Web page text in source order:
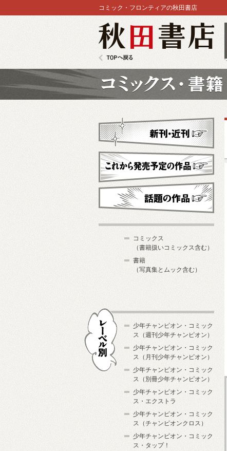
コミック・フロンティアの秋田書店
新刊・近刊
これから発売予定
コミックス
（書籍扱いコミックス含む）
書籍
（写真集とムック含む）
少年チャンピオン・コミック
ス（週刊少年チャンピオン）
少年チャンピオン・コミック
ス（月刊少年チャンピオン）
少年チャンピオン・コミック
ス（別冊少年チャンピオン）
少年チャンピオン・コミック
ス・エクストラ
少年チャンピオン・コミック
ス（チャンピオンクロス）
少年チャンピオン・コミック
ス・タップ！